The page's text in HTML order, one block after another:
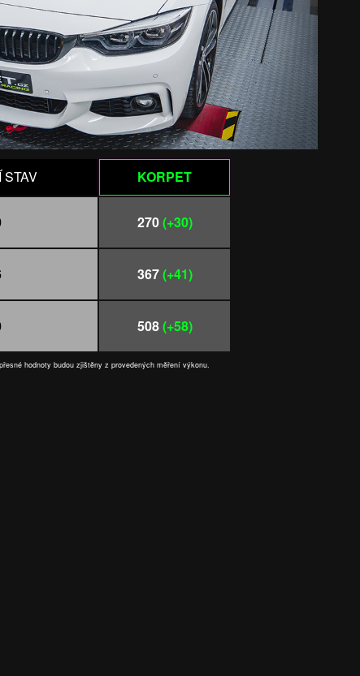
STAV KORPET
270(+30)
367(+41)
508(+58)
hodnoty budou zjištěny z provedených měření výkonu.